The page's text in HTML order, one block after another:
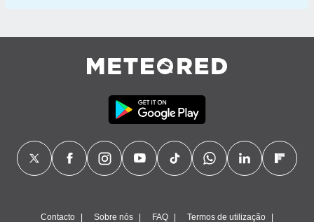
Contacto Sobre nós FAQ Termos de utilização